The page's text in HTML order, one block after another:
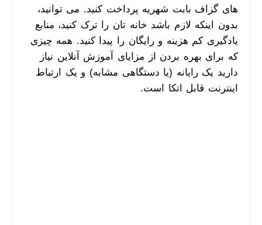
های گزاف بابت شهریه پرداخت کنید. می ­توانید،
بدون اینکه لازم باشد خانه ­تان را ترک کنید، منابع
یادگیری کم ‌هزینه و رایگان را پیدا کنید. همه ‌چیزی
که برای بهره بردن از مزایای آموزش آنلاین نیاز
دارید یک رایانه (یا دستگاهی مشابه) و یک ارتباط
اینترنت قابل ‌اتکا است.